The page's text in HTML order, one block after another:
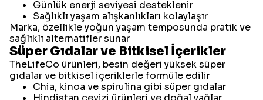
Günlük enerji seviyesi desteklenir
Sağlıklı yaşam alışkanlıkları kolaylaşır
Marka, özellikle yoğun yaşam temposunda pratik ve
sağlıklı alternatifler sunar
Süper Gıdalar ve Bitkisel İçerikler
TheLifeCo ürünleri, besin değeri yüksek süper
gıdalar ve bitkisel içeriklerle formüle edilir
Chia, kinoa ve spirulina gibi süper gıdalar